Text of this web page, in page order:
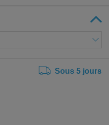
Sous 5 jours